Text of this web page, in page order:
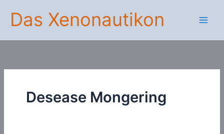
Inhalt
springen
Das Xenonautikon
Desease Mongering